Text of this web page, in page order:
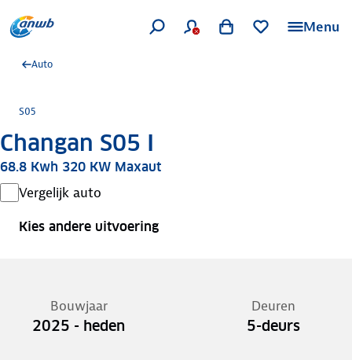
Menu
Auto
S05
Changan S05 I
68.8 Kwh 320 KW Maxaut
Vergelijk auto
Kies andere uitvoering
Bouwjaar
2025 - heden
Deuren
5-deurs